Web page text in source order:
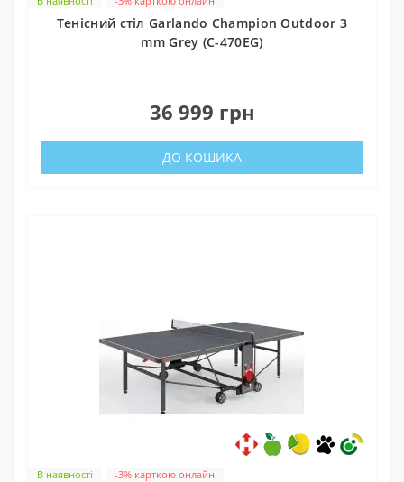
Тенісний стіл Garlando Champion Outdoor 3
mm Grey (C-470EG)
36 999 грн
ДО КОШИКА
В наявності -3% карткою онлайн